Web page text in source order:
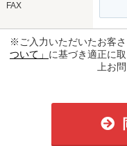
FAX
※ご入力いただいたお客さ
ついて」 に基づき適正に
上お